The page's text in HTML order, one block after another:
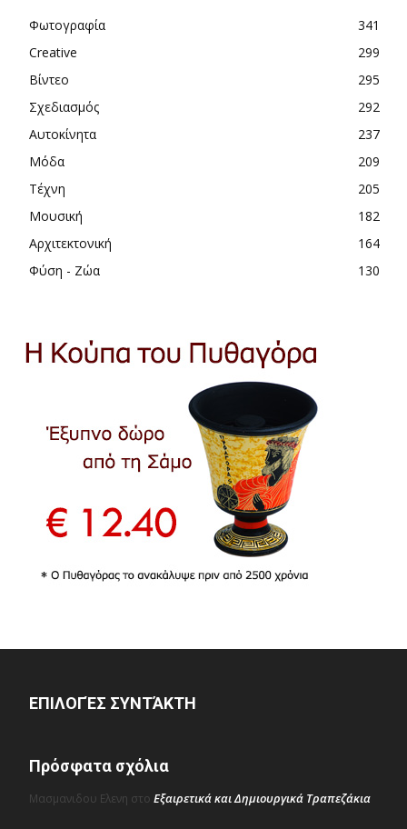
Φωτογραφία
341
Creative
299
Βίντεο
295
Σχεδιασμός
292
Αυτοκίνητα
237
Μόδα
209
Τέχνη
205
Μουσική
182
Αρχιτεκτονική
164
Φύση - Ζώα
130
ΕΠΙΛΟΓΈΣ ΣΥΝΤΆΚΤΗ
Πρόσφατα σχόλια
Μασμανιδου Ελενη στο Εξαιρετικά και Δημιουργικά Τραπεζάκια